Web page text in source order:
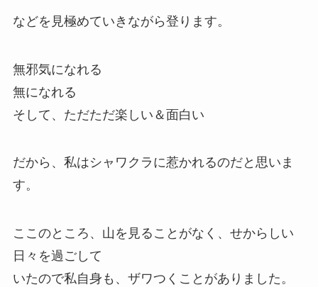
などを見極めていきながら登ります。
無邪気になれる
無になれる
そして、ただただ楽しい＆面白い
だから、私はシャワクラに惹かれるのだと思いま
す。
ここのところ、山を見ることがなく、せからしい
日々を過ごして
いたので私自身も、ザワつくことがありました。